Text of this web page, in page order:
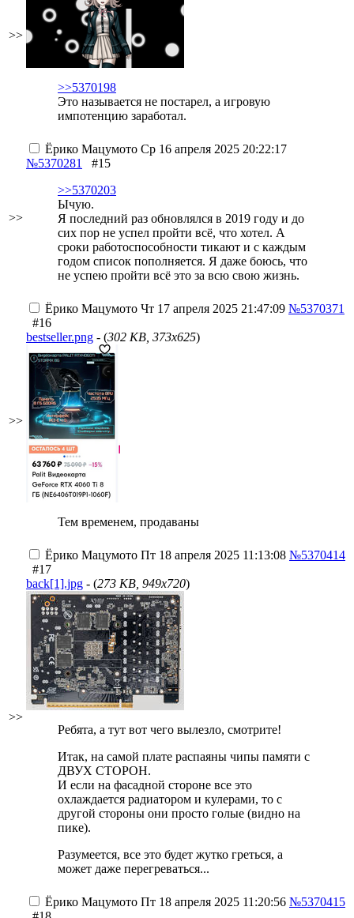
>>
>>5370198
Это называется не постарел, а игровую
импотенцию заработал.
>>
Ёрико Мацумото Ср 16 апреля 2025 20:22:17
№5370281
#15
>>5370203
Ычую.
Я последний раз обновлялся в 2019 году и до
сих пор не успел пройти всё, что хотел. А
сроки работоспособности тикают и с каждым
годом список пополняется. Я даже боюсь, что
не успею пройти всё это за всю свою жизнь.
>>
Ёрико Мацумото Чт 17 апреля 2025 21:47:09 №5370371
#16
bestseller.png - (302 KB, 373x625)
Тем временем, продаваны
>>
Ёрико Мацумото Пт 18 апреля 2025 11:13:08 №5370414
#17
back[1].jpg - (273 KB, 949x720)
Ребята, а тут вот чего вылезло, смотрите!
Итак, на самой плате распаяны чипы памяти с
ДВУХ СТОРОН.
И если на фасадной стороне все это
охлаждается радиатором и кулерами, то с
другой стороны они просто голые (видно на
пике).
Разумеется, все это будет жутко греться, а
может даже перегреваться...
Ёрико Мацумото Пт 18 апреля 2025 11:20:56 №5370415